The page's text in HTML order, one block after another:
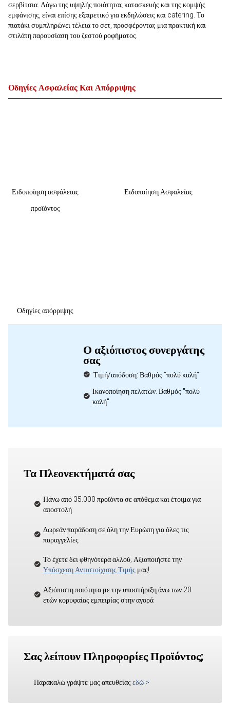
σερβίτσια. Λόγω της υψηλής ποιότητας κατασκευής και της κομψής
εμφάνισης, είναι επίσης εξαιρετικό για εκδηλώσεις και catering. Το
πιατάκι συμπληρώνει τέλεια το σετ, προσφέροντας μια πρακτική και
στιλάτη παρουσίαση του ζεστού ροφήματος.
Οδηγίες Ασφαλείας Και Απόρριψης
Ειδοποίηση ασφάλειας
προϊόντος
Ειδοποίηση Ασφαλείας
Οδηγίες απόρριψης
Ο αξιόπιστος συνεργάτης
σας
Τιμή/απόδοση: Βαθμός "πολύ καλή"
Ικανοποίηση πελατών: Βαθμός "πολύ
καλή"
Τα Πλεονεκτήματά σας
Πάνω από 35.000 προϊόντα σε απόθεμα και έτοιμα για
αποστολή
Δωρεάν παράδοση σε όλη την Ευρώπη για όλες τις
παραγγελίες
Το έχετε δει φθηνότερα αλλού; Αξιοποιήστε την
Υπόσχεση Αντιστοίχισης Τιμής μας!
Αξιόπιστη ποιότητα με την υποστήριξη άνω των 20
ετών κορυφαίας εμπειρίας στην αγορά
Σας λείπουν Πληροφορίες Προϊόντος;
Παρακαλώ γράψτε μας απευθείας εδώ >